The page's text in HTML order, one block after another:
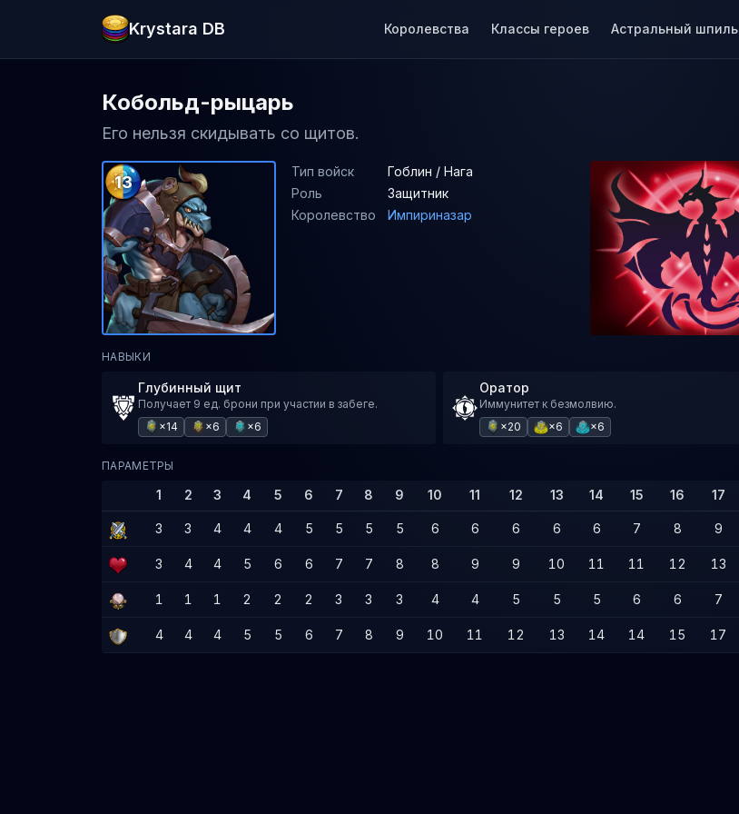
Krystara DB Королевства Классы героев Астральный шпиль
Кобольд-рыцарь
Его нельзя скидывать со щитов.
13
Тип войск
Гоблин / Нага
Роль
Защитник
Королевство
Импириназар
НАВЫКИ
Глубинный щит
Получает 9 ед. брони при участии в забеге.
×14
×6 ×6
Оратор
Иммунитет к безмолвию.
×20
×6 ×6
ПАРАМЕТРЫ
1 2 3 4 5 6 7 8 9 10 11 12 13 14 15 16 17
3 3 4 4 4 5 5 5 5 6 6 6 6 6 7 8 9
3 4 4 5 6 6 7 7 8 8 9 9 10 11 11 12 13
1 1 1 2 2 2 3 3 3 4 4 5 5 5 6 6 7
4 4 4 5 5 6 7 8 9 10 11 12 13 14 14 15 17